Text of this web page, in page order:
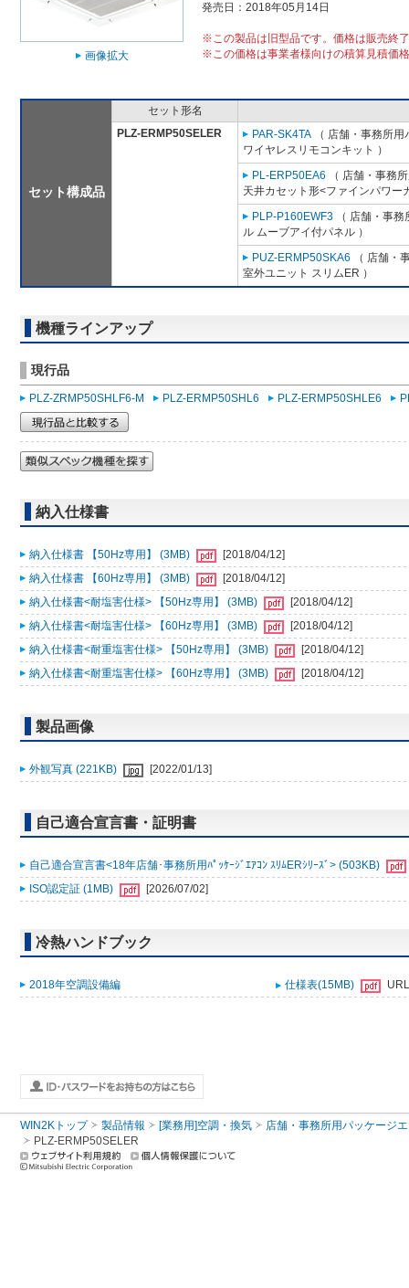
画像拡大
発売日：2018年05月14日
※この製品は旧型品です。価格は販売終
※この価格は事業者様向けの積算見積価
セット構成品
セット形名
PLZ-ERMP50SELER
PAR-SK4TA （ 店舗・事務所
ワイヤレスリモコンキット ）
PL-ERP50EA6 （ 店舗・事務
天井カセット形<ファインパワー
PLP-P160EWF3 （ 店舗・事
ル ムーブアイ付パネル ）
PUZ-ERMP50SKA6 （ 店舗・
室外ユニット スリムER ）
機種ラインアップ
現行品
PLZ-ZRMP50SHLF6-M PLZ-ERMP50SHL6 PLZ-ERMP50SHLE6
納入仕様書
納入仕様書 【50Hz専用】 (3MB)
[2018/04/12]
納入仕様書 【60Hz専用】 (3MB)
[2018/04/12]
納入仕様書<耐塩害仕様> 【50Hz専用】 (3MB)
[2018/04/12]
納入仕様書<耐塩害仕様> 【60Hz専用】 (3MB)
[2018/04/12]
納入仕様書<耐重塩害仕様> 【50Hz専用】 (3MB)
[2018/04/12]
納入仕様書<耐重塩害仕様> 【60Hz専用】 (3MB)
[2018/04/12]
製品画像
外観写真 (221KB) [2022/01/13]
自己適合宣言書・証明書
自己適合宣言書<18年店舗･事務所用ﾊﾟｯｹｰｼﾞｴｱｺﾝ ｽﾘﾑERｼﾘｰｽﾞ> (503KB)
ISO認定証 (1MB)
[2026/07/02]
冷熱ハンドブック
2018年空調設備編 仕様表(15MB) URL
WIN2Kトップ 製品情報 [業務用]空調・換気
店舗・事務所用パッケージ
PLZ-ERMP50SELER